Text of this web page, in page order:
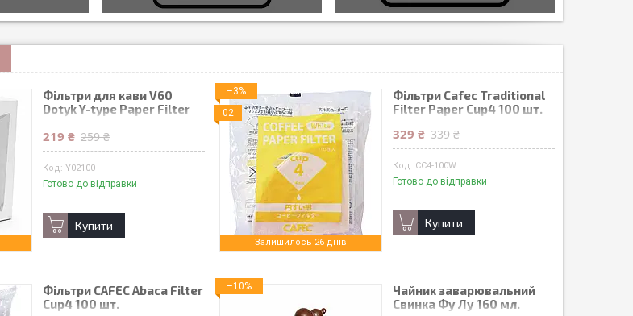
Фільтри для кави V60
Dotyk Y-type Paper Filter
219 ₴ 259 ₴
Y02100
Готово до відправки
Купити
02
–3%
Залишилось 26 днів
Фільтри Cafec Traditional
Filter Paper Cup4 100 шт.
329 ₴ 339 ₴
CC4-100W
Готово до відправки
Купити
Фільтри CAFEC Abaca Filter
Cup4 100 шт.
–10%
Чайник заварювальний
Свинка Фу Лу 160 мл.